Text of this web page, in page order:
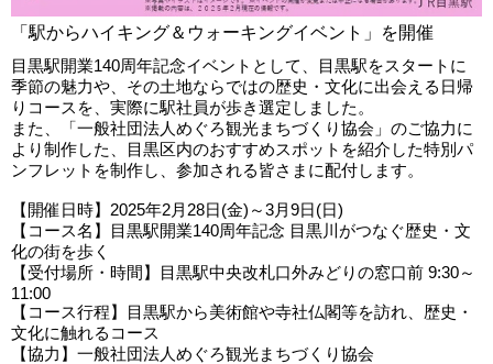
「駅からハイキング＆ウォーキングイベント」を開催
目黒駅開業140周年記念イベントとして、目黒駅をスタートに
季節の魅力や、その土地ならではの歴史・文化に出会える日帰
りコースを、実際に駅社員が歩き選定しました。
また、「一般社団法人めぐろ観光まちづくり協会」のご協力に
より制作した、目黒区内のおすすめスポットを紹介した特別パ
ンフレットを制作し、参加される皆さまに配付します。
【開催日時】2025年2月28日(金)～3月9日(日)
【コース名】目黒駅開業140周年記念 目黒川がつなぐ歴史・文
化の街を歩く
【受付場所・時間】目黒駅中央改札口外みどりの窓口前 9:30～
11:00
【コース行程】目黒駅から美術館や寺社仏閣等を訪れ、歴史・
文化に触れるコース
【協力】一般社団法人めぐろ観光まちづくり協会